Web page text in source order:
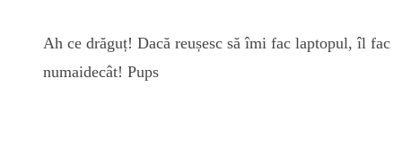
Ah ce drăguț! Dacă reușesc să îmi fac laptopul, îl fac
numaidecât! Pups